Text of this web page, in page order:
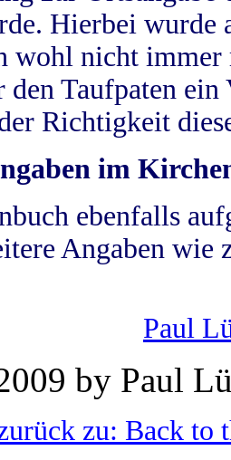
Hierbei wurde
wohl nicht
den Taufpaten
Richtigkeit
im
ebenfalls
Angaben wie
Paul
by Paul
zu: Back to